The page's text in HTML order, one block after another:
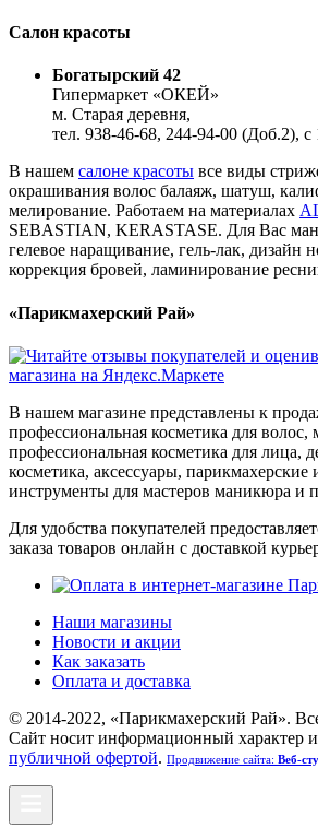
Салон красоты
Богатырский 42
Гипермаркет «ОКЕЙ»
м. Старая деревня,
тел. 938-46-68, 244-94-00 (Доб.2), c
В нашем салоне красоты все виды
окрашивания волос балаяж, шатуш,
мелирование. Работаем на материалах
SEBASTIAN, KERASTASE. Для Вас
гелевое наращивание, гель-лак, дизайн
коррекция бровей, ламинирование
«Парикмахерский Рай»
В нашем магазине представлены к
профессиональная косметика для
профессиональная косметика для лица,
косметика, аксессуары, парикмахерские
инструменты для мастеров маникюра и
Для удобства покупателей
заказа товаров онлайн с доставкой
Наши магазины
Новости и акции
Как заказать
Оплата и доставка
© 2014-2022, «Парикмахерский Рай».
Cайт носит информационный характер и
публичной офертой. Продвижение сайта: Веб-